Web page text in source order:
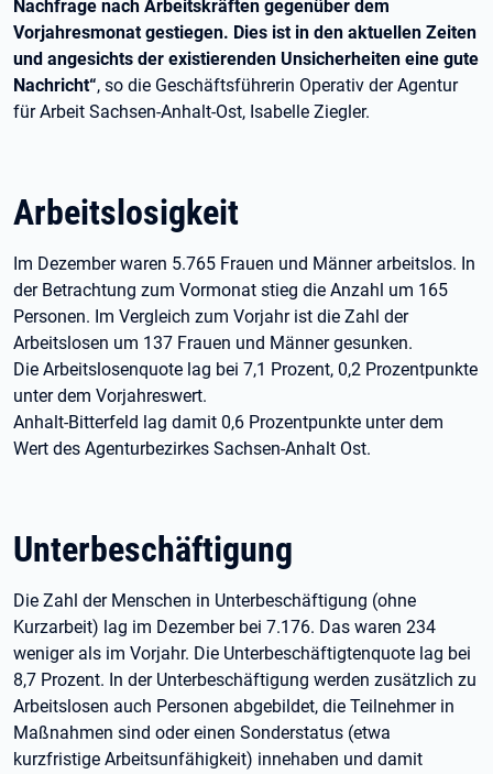
Nachfrage nach Arbeitskräften gegenüber dem
Vorjahresmonat gestiegen. Dies ist in den aktuellen Zeiten
und angesichts der existierenden Unsicherheiten eine gute
Nachricht“, so die Geschäftsführerin Operativ der Agentur
für Arbeit Sachsen-Anhalt-Ost, Isabelle Ziegler.
Arbeitslosigkeit
Im Dezember waren 5.765 Frauen und Männer arbeitslos. In
der Betrachtung zum Vormonat stieg die Anzahl um 165
Personen. Im Vergleich zum Vorjahr ist die Zahl der
Arbeitslosen um 137 Frauen und Männer gesunken.
Die Arbeitslosenquote lag bei 7,1 Prozent, 0,2 Prozentpunkte
unter dem Vorjahreswert.
Anhalt-Bitterfeld lag damit 0,6 Prozentpunkte unter dem
Wert des Agenturbezirkes Sachsen-Anhalt Ost.
Unterbeschäftigung
Die Zahl der Menschen in Unterbeschäftigung (ohne
Kurzarbeit) lag im Dezember bei 7.176. Das waren 234
weniger als im Vorjahr. Die Unterbeschäftigtenquote lag bei
8,7 Prozent. In der Unterbeschäftigung werden zusätzlich zu
Arbeitslosen auch Personen abgebildet, die Teilnehmer in
Maßnahmen sind oder einen Sonderstatus (etwa
kurzfristige Arbeitsunfähigkeit) innehaben und damit